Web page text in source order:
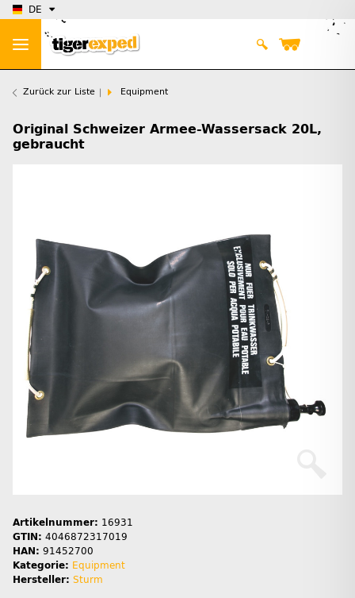
DE
Zurück zur Liste Equipment
Original Schweizer Armee-Wassersack 20L,
gebraucht
Artikelnummer: 16931
GTIN: 4046872317019
HAN: 91452700
Kategorie: Equipment
Hersteller: Sturm